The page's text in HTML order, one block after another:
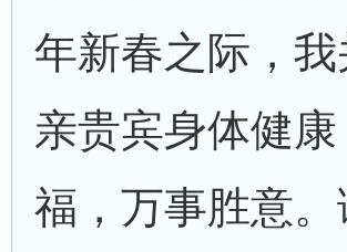
年新春之际，
亲贵宾身体健
福，万事胜意